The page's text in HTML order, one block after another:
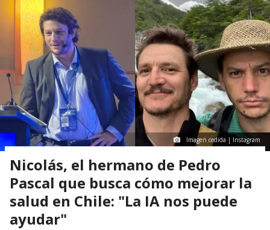
Imagen cedida | Instagram
Nicolás, el hermano de Pedro
Pascal que busca cómo mejorar la
salud en Chile: "La IA nos puede
ayudar"